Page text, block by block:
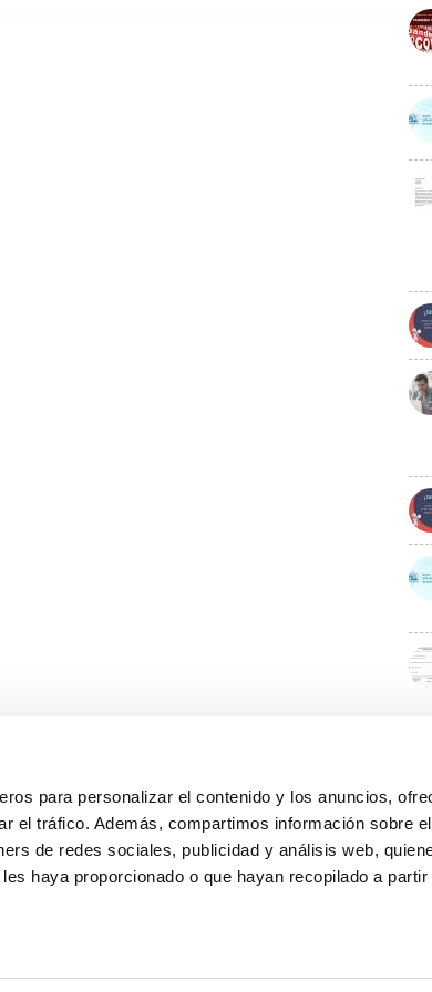
para personalizar el contenido y los anuncios,
el tráfico. Además, compartimos información sobre
de redes sociales, publicidad y análisis web,
haya proporcionado o que hayan recopilado a partir
Política de cookies